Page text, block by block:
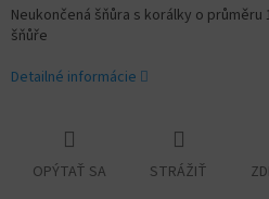
Neukončená šňůra s korálky o průměru
šňůře
Detailné informácie
OPÝTAŤ SA STRÁŽIŤ